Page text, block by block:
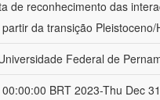
de reconhecimento das
da transição
Federal de
BRT 2023-Thu Dec